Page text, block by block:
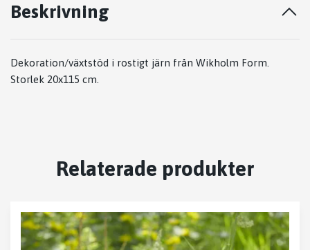
Beskrivning
Dekoration/växtstöd i rostigt järn från Wikholm Form.
Storlek 20x115 cm.
Relaterade produkter